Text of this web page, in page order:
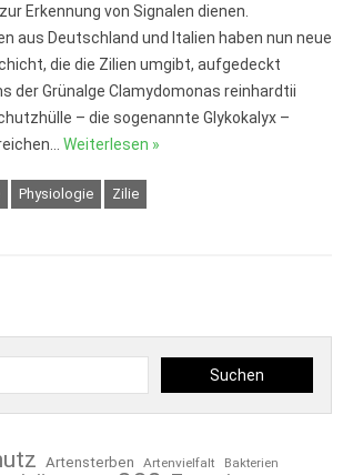
Erkennung von Signalen dienen.
aus Deutschland und Italien haben nun neue
die die Zilien umgibt, aufgedeckt
der Grünalge Clamydomonas reinhardtii
– die sogenannte Glykokalyx –
Weiterlesen »
Physiologie Zilie
Suchen
Artensterben Artenvielfalt Bakterien